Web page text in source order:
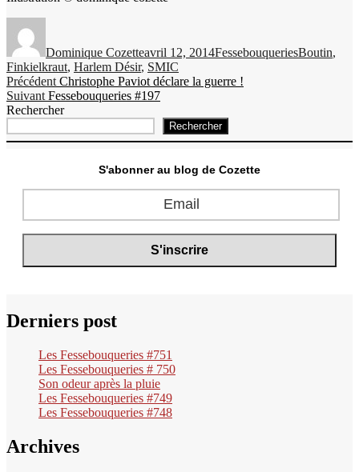
Dominique Cozetteavril 12, 2014FessebouqueriesBoutin,
Finkielkraut, Harlem Désir, SMIC
Navigation
de
Précédent Publication
précédente :
Christophe Paviot déclare la guerre !
Suivant Publication
suivante :
Fessebouqueries #197
Rechercher
Rechercher
S'abonner au blog de Cozette
Derniers post
Les Fessebouqueries #751
Les Fessebouqueries # 750
Son odeur après la pluie
Les Fessebouqueries #749
Les Fessebouqueries #748
Archives